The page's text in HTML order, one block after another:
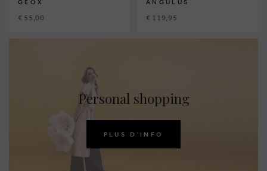
GEOX
€ 55,00
ANGULUS
€ 119,95
Personal shopping
PLUS D'INFO